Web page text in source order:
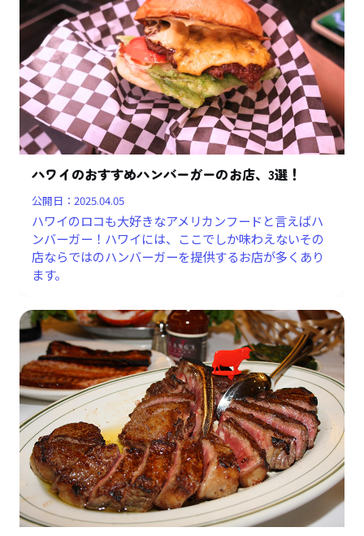
ハワイのおすすめハンバーガーのお店、3選！
公開日：2025.04.05
ハワイのロコも大好きなアメリカンフードと言えばハ
ンバーガー！ハワイには、ここでしか味わえないその
店ならではのハンバーガーを提供するお店が多くあり
ます。